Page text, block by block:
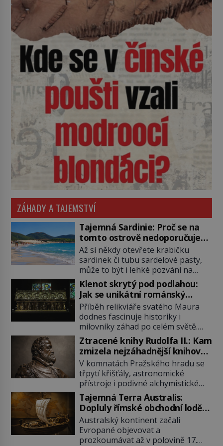
ZÁHADY A TAJEMSTVÍ
Tajemná Sardinie: Proč se na
tomto ostrově nedoporučuje
pytlovat „mořské brambory“?
Až si někdy otevřete krabičku
sardinek či tubu sardelové pasty,
může to být i lehké pozvání na
cestu do srdce Středozemního
moře, na ostrov hrdých Sardů.
Věděli jste, že to byl právě italský
ostrov Sardinie, jenž těmto
produktům moře propůjčil své
jméno. Co dalšího je pro Sardinii
typické a pro Středoevropana
zajímavé? Na mapách má […]
Klenot skrytý pod podlahou:
Jak se unikátní románský
poklad dostal do zapadlého
Bečova?
Příběh relikviáře svatého Maura
dodnes fascinuje historiky i
milovníky záhad po celém světě.
Tato románská zlatnická památka
ze 13. století je po českých
korunovačních klenotech druhým
nejcennějším movitým majetkem v
České republice. Přestože byl
klenot v roce 1985 po dramatickém
pátrání kriminalistů úspěšně
nalezen, jeho minulost stále
obestírá hustá mlha. Otázky, jak
přesně se tato […]
Ztracené knihy Rudolfa II.: Kam
zmizela nejzáhadnější knihovna
Evropy?
V komnatách Pražského hradu se
třpytí křišťály, astronomické
přístroje i podivné alchymistické
rukopisy. Císař Rudolf II.
shromažďuje vše, co souvisí s
tajemstvím přírody, hvězd i
lidského poznání. Jenže po jeho
smrti se jeho slavné sbírky začínají
rozpadat a část z nich mizí navždy.
Tajemná Terra Australis:
Dopluly římské obchodní lodě
až do Austrálie?
Australský kontinent začali
Evropané objevovat a
prozkoumávat až v polovině 17.